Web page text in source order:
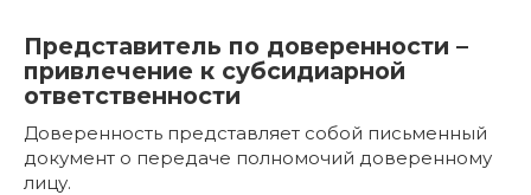
Представитель по доверенности –
привлечение к субсидиарной
ответственности
Доверенность представляет собой письменный
документ о передаче полномочий доверенному
лицу.